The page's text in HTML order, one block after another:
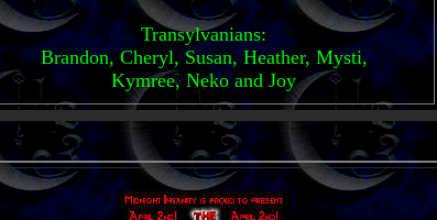
Transylvanians:
Brandon, Cheryl, Susan, Heather, Mysti,
Kymree, Neko and Joy